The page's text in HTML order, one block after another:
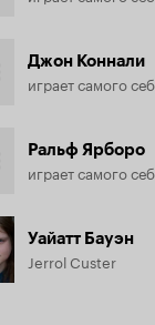
Джон Коннали
Ральф Ярборо
Уайатт Бауэн
Jerrol Custer